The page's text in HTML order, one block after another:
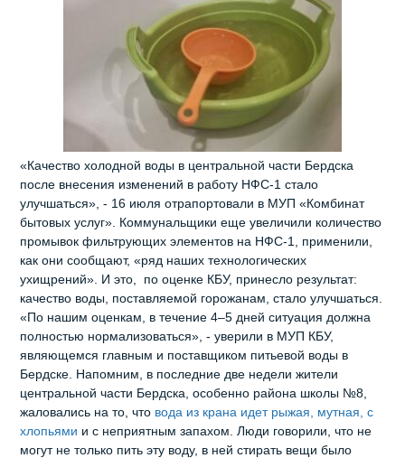
«Качество холодной воды в центральной части Бердска
после внесения изменений в работу НФС-1 стало
улучшаться», - 16 июля отрапортовали в МУП «Комбинат
бытовых услуг». Коммунальщики еще увеличили количество
промывок фильтрующих элементов на НФС-1, применили,
как они сообщают, «ряд наших технологических
ухищрений». И это, по оценке КБУ, принесло результат:
качество воды, поставляемой горожанам, стало улучшаться.
«По нашим оценкам, в течение 4–5 дней ситуация должна
полностью нормализоваться», - уверили в МУП КБУ,
являющемся главным и поставщиком питьевой воды в
Бердске. Напомним, в последние две недели жители
центральной части Бердска, особенно района школы №8,
жаловались на то, что вода из крана идет рыжая, мутная, с
хлопьями и с неприятным запахом. Люди говорили, что не
могут не только пить эту воду, в ней стирать вещи было